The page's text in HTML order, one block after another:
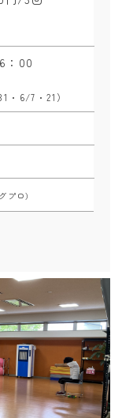
：00
・6/7・21）
プロ）